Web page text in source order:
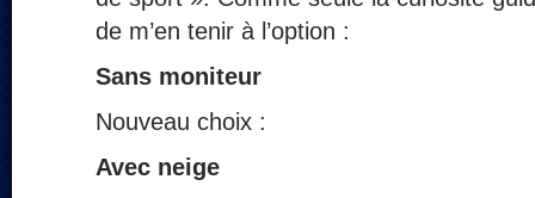
de m’en tenir à l’option :
Sans moniteur
Nouveau choix :
Avec neige